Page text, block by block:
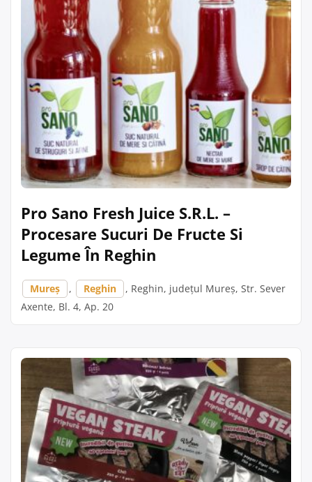
Pro Sano Fresh Juice S.R.L. –
Procesare Sucuri De Fructe Si
Legume În Reghin
Mureș , Reghin
, Reghin, județul Mureș, Str. Sever
Axente, Bl. 4, Ap. 20